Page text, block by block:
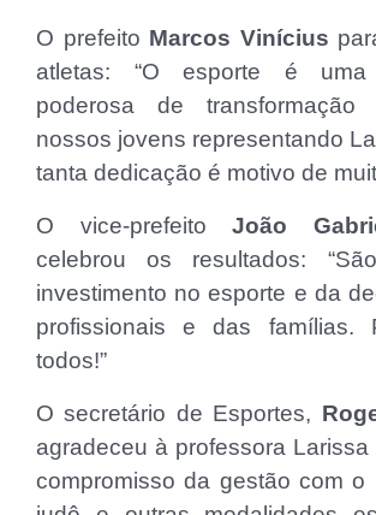
O prefeito Marcos Vinícius
atletas: “O esporte é uma
poderosa de transformação
nossos jovens representando
tanta dedicação é motivo de
O vice-prefeito João
celebrou os resultados:
investimento no esporte e da
profissionais e das famílias.
todos!”
O secretário de Esportes,
agradeceu à professora Larissa
compromisso da gestão com o